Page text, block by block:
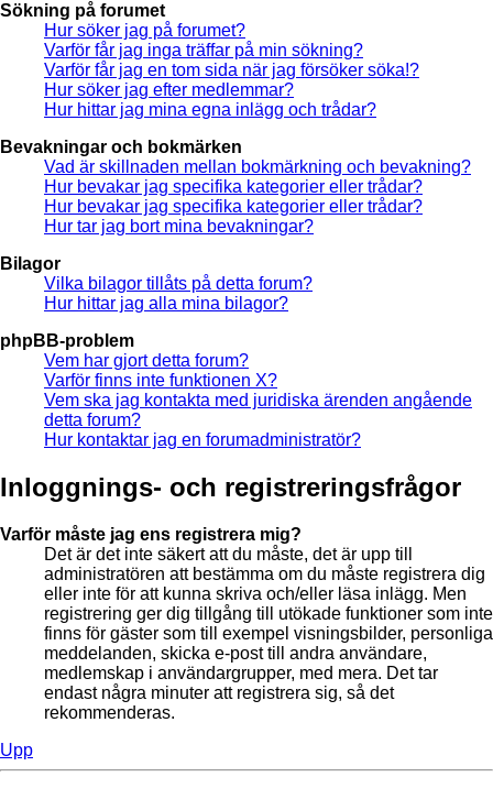
Sökning på forumet
Hur söker jag på forumet?
Varför får jag inga träffar på min sökning?
Varför får jag en tom sida när jag försöker söka!?
Hur söker jag efter medlemmar?
Hur hittar jag mina egna inlägg och trådar?
Bevakningar och bokmärken
Vad är skillnaden mellan bokmärkning och bevakning?
Hur bevakar jag specifika kategorier eller trådar?
Hur bevakar jag specifika kategorier eller trådar?
Hur tar jag bort mina bevakningar?
Bilagor
Vilka bilagor tillåts på detta forum?
Hur hittar jag alla mina bilagor?
phpBB-problem
Vem har gjort detta forum?
Varför finns inte funktionen X?
Vem ska jag kontakta med juridiska ärenden angående
detta forum?
Hur kontaktar jag en forumadministratör?
Inloggnings- och registreringsfrågor
Varför måste jag ens registrera mig?
Det är det inte säkert att du måste, det är upp till
administratören att bestämma om du måste registrera dig
eller inte för att kunna skriva och/eller läsa inlägg. Men
registrering ger dig tillgång till utökade funktioner som inte
finns för gäster som till exempel visningsbilder, personliga
meddelanden, skicka e-post till andra användare,
medlemskap i användargrupper, med mera. Det tar
endast några minuter att registrera sig, så det
rekommenderas.
Upp